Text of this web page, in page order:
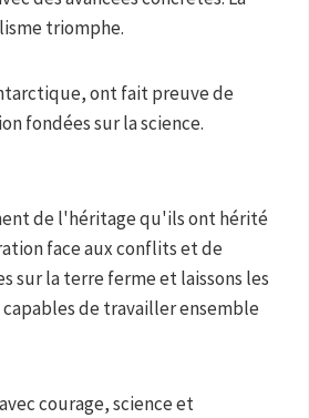
triomphe.
ont fait preuve de
fondées sur la science.
de l'héritage qu'ils ont hérité
face aux conflits et de
sur la terre ferme et laissons les
de travailler ensemble
courage, science et